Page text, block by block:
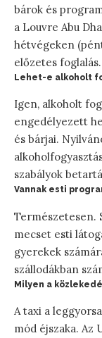
bárok és
a Louvre Abu
hétvégeken
előzetes foglalás.
Lehet-e alkoholt
Igen, alkoholt
engedélyezett
és bárjai.
szabályok
Vannak esti
Természetesen.
mecset esti
gyerekek
szállodákban
Milyen a
A taxi a
mód éjszaka. Az